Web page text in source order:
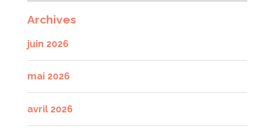
Archives
juin 2026
mai 2026
avril 2026